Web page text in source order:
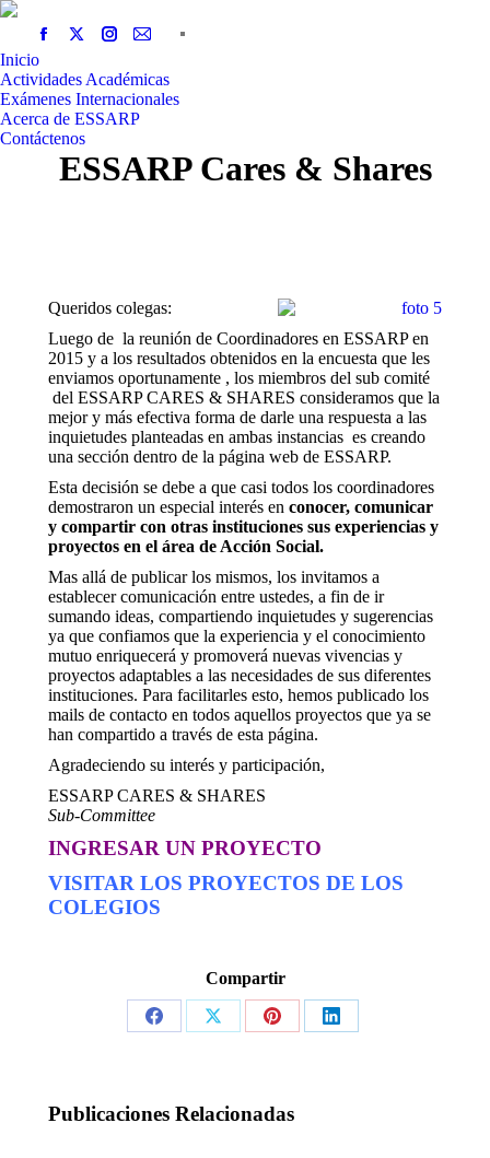
Inicio
Actividades Académicas
Exámenes Internacionales
Acerca de ESSARP
Contáctenos
ESSARP Cares & Shares
Queridos colegas:
Luego de la reunión de Coordinadores en ESSARP en
2015 y a los resultados obtenidos en la encuesta que les
enviamos oportunamente , los miembros del sub comité
del ESSARP CARES & SHARES consideramos que la
mejor y más efectiva forma de darle una respuesta a las
inquietudes planteadas en ambas instancias es creando
una sección dentro de la página web de ESSARP.
Esta decisión se debe a que casi todos los coordinadores
demostraron un especial interés en conocer, comunicar
y compartir con otras instituciones sus experiencias y
proyectos en el área de Acción Social.
Mas allá de publicar los mismos, los invitamos a
establecer comunicación entre ustedes, a fin de ir
sumando ideas, compartiendo inquietudes y sugerencias
ya que confiamos que la experiencia y el conocimiento
mutuo enriquecerá y promoverá nuevas vivencias y
proyectos adaptables a las necesidades de sus diferentes
instituciones. Para facilitarles esto, hemos publicado los
mails de contacto en todos aquellos proyectos que ya se
han compartido a través de esta página.
Agradeciendo su interés y participación,
ESSARP CARES & SHARES
Sub-Committee
INGRESAR UN PROYECTO
VISITAR LOS PROYECTOS DE LOS
COLEGIOS
Compartir
Share
Share
Share
Share
Publicaciones Relacionadas